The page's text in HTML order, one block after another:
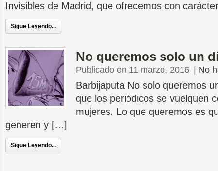
Invisibles de Madrid, que ofrecemos con
Sigue Leyendo...
No queremos solo un
Publicado en 11 marzo, 2016 No
Barbijaputa No solo queremos
que los periódicos se vuelquen
mujeres. Lo que queremos es
generen y […]
Sigue Leyendo...